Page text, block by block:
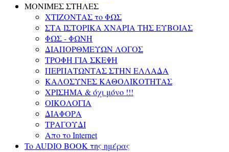
ΜΟΝΙΜΕΣ ΣΤΗΛΕΣ
ΧΤΙΖΟΝΤΑΣ το ΦΩΣ
ΣΤΑ ΙΣΤΟΡΙΚΑ ΧΝΑΡΙΑ ΤΗΣ ΕΥΒΟΙΑΣ
ΦΩΣ - ΦΩΝΗ
ΔΙΑΠΟΡΘΜΕΥΩΝ ΛΟΓΟΣ
ΤΡΟΦΗ ΓΙΑ ΣΚΕΨΗ
ΠΕΡΠΑΤΩΝΤΑΣ ΣΤΗΝ ΕΛΛΑΔΑ
ΚΑΛΟΣΥΝΕΣ ΚΑΘΟΛΙΚΟΤΗΤΑΣ
ΧΡΙΣΗΜΑ & όχι μόνο !!!
ΟΙΚΟΛΟΓΙΑ
ΔΙΑΦΟΡΑ
ΤΡΑΓΟΥΔΙ
Απο το Internet
To AUDIO BOOK της ημέρας